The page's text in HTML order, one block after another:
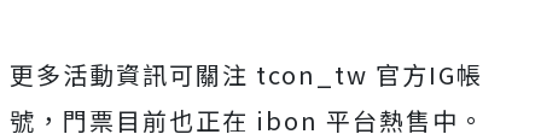
更多活動資訊可關注 tcon_tw 官方IG帳
號，門票目前也正在 ibon 平台熱售中。